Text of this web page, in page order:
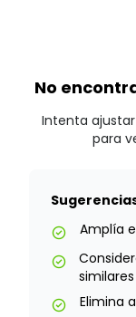
No
Intenta
para
check_circle Amplía
check_circle
similares
check_circle Elimina